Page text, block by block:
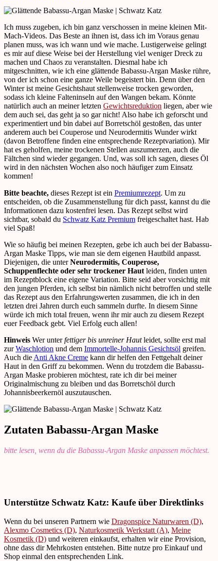
Ich muss zugeben, ich bin ganz verschossen in meine kleinen Mit-
Mach-Videos. Das Beste an ihnen ist, dass ich im Voraus genau
planen muss, was ich wann und wie mache. Lustigerweise gelingt
es mir auf diese Weise bei der Herstellung viel weniger Dreck zu
machen und Chaos zu veranstalten. Diesmal habe ich
mitgeschnitten, wie ich eine glättende Babassu-Argan Maske rühre,
von der ich schon eine ganze Weile begeistert bin. Denn über den
Winter ist meine Gesichtshaut stellenweise trocken geworden,
sodass ich kleine Falteninseln auf den Wangen bekam. Könnte
natürlich auch an meiner letzten Gewichtsreduktion liegen, aber wie
dem auch sei, das geht ja so gar nicht! Also habe ich geforscht und
experimentiert und bin dabei auf Borretschöl gestoßen, das unter
anderem auch bei Couperose und Neurodermitis Wunder wirkt
(davon Betroffene finden eine entsprechende Rezeptvariation). Mir
hat es geholfen, meine trockenen Stellen auszumerzen, auch die
Fältchen sind wieder gegangen. Und, was soll ich sagen, dieses Öl
wird in den nächsten Wochen also noch häufiger zum Einsatz
kommen!
Bitte beachte, dieses Rezept ist ein Premiumrezept. Um zu
entscheiden, ob die Zusammenstellung für dich passt, kannst du die
Informationen dazu kostenfrei lesen. Das Rezept selbst wird
sichtbar, sobald du Schwatz Katz Premium freigeschaltet hast. Hab
viel Spaß!
Wie so häufig bei meinen Rezepten, gebe ich auch bei der Babassu-
Argan Maske Tipps, wie man sie dem eigenen Hautbild anpasst.
Diejenigen, die unterNeurodermitis, Couperose,
Schuppenflechte oder sehr trockener Haut leiden, finden unten
im Rezeptblock eine eigene Variation. Bitte seid aber vorsichtig mit
den jungen Pferden, ich selbst bin nämlich nicht betroffen und stelle
das Rezept aus den Erfahrungswerten zusammen, die ich in den
letzten drei Jahren durch euch sammeln durfte. In diesem Sinne
würde ich mich total freuen, wenn ihr mir auch zu diesem Rezept
euer Feedback gebt. Viel Erfolg euch allen!
Hinweis Wer unterfettiger bis unreiner Hautleidet, sollte erst mal
zurWaschlotion und dem Immortelle-Johannis Gesichtsöl greifen.
Auch die Anti Akne Creme kann dir helfen den Fettgehalt deiner
Haut in den Griff zu bekommen. Wenn du trotzdem die Babassu-
Argan Maske probieren möchtest, rate ich dir bei meiner
Originalmischung zu bleiben und das Borretschöl durch
Johannisbeerkernöl auszutauschen.
Zutaten Babassu-Argan Maske
bitte lesen, wenn du die Babassu-Argan Maske anpassen möchtest.
Unterstütze Schwatz Katz: Kaufe über Direktlinks
Wenn du bei unseren Partnern wie Dragonspice Naturwaren (D),
Alexmo Cosmetics (D), Naturkosmetik Werkstatt (A), Meine
Kosmetik (D) und weiteren einkaufst, erhalten wir eine Provision,
ohne dass dir Mehrkosten entstehen. Bitte nutze pro Einkauf und
Shop einmal den entsprechenden Link.